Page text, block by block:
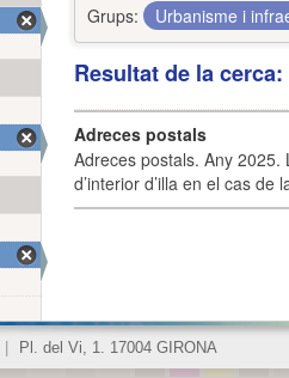
Grups:
Urbanisme i
Resultat de la
Adreces postals
Adreces postals. Any 2025.
d’interior d’illa en el cas
Pl. del Vi, 1. 17004 GIRONA